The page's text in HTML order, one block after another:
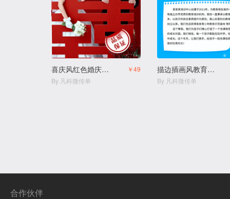
喜庆风红色婚庆用品结婚用品店
￥49
By 凡科微传单
描边插画风教育培训幼小衔接寒假班拼团生宣传
By 凡科微传单
合作伙伴